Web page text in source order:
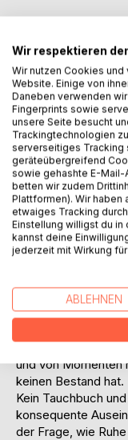
IN
Auf die Merkliste
Titel bewerten
BESCHREIBUNG
über Ruhe,
Masken und
Entstanden auf
Tauchen als
und von Momenten
keinen Bestand hat.
Kein Tauchbuch
konsequente
der Frage, wie
Wir respektieren
Wir nutzen Cookies
Website. Einige von
Daneben verwenden
Fingerprints sowie
unsere Seite besucht
Trackingtechnologien
serverseitiges Tracking
geräteübergreifend
sowie gehashte E-Mail-
betten wir zudem
Plattformen). Wir haben
etwaiges Tracking
Einstellung willigst du in
kannst deine
jederzeit mit Wirkung
ABLEHNEN